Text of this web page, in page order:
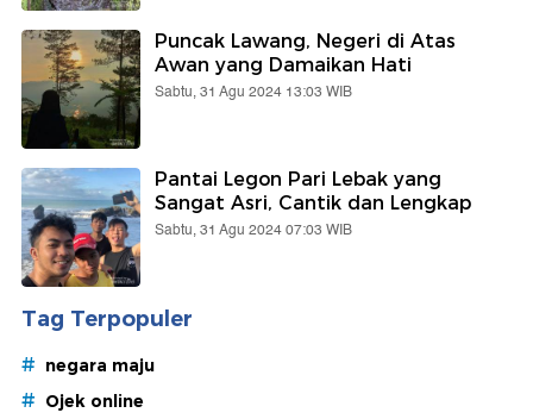
Puncak Lawang, Negeri di Atas
Awan yang Damaikan Hati
Sabtu, 31 Agu 2024 13:03 WIB
Pantai Legon Pari Lebak yang
Sangat Asri, Cantik dan Lengkap
Sabtu, 31 Agu 2024 07:03 WIB
Tag Terpopuler
# negara maju
# Ojek online